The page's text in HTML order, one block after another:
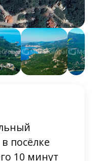
посёлке
10 минут